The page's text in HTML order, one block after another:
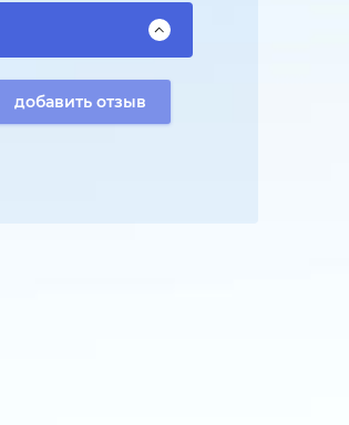
добавить отзыв